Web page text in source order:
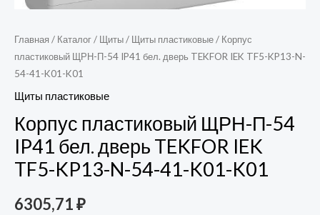
Главная / Каталог/ Щиты/ Щиты пластиковые/ Корпус
пластиковый ЩРН-П-54 IP41 бел. дверь TEKFOR IEK TF5-KP13-N-
54-41-K01-K01
Щиты пластиковые
Корпус пластиковый ЩРН-П-54
IP41 бел. дверь TEKFOR IEK
TF5-KP13-N-54-41-K01-K01
6305,71₽